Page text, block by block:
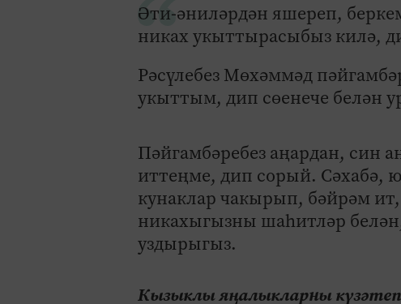
Әти-әниләрдән яшереп,
никах укыттырасыбыз килә,
Рәсүлебез Мөхәммәд
укыттым, дип сөенече белән
Пәйгамбәребез аңардан, син
иттеңме, дип сорый. Сәхабә,
кунаклар чакырып, бәйрәм
никахыгызны шаһитләр
уздырыгыз.
Кызыклы яңалыкларны күзәтеп